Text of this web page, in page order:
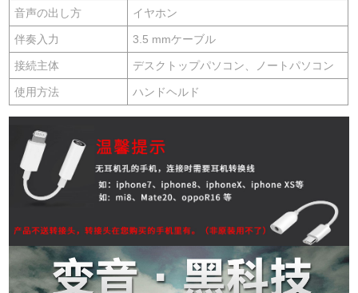
音声の出し方 イヤホン
伴奏入力 3.5 mmケーブル
接続主体 デスクトップパソコン、ノートパソコン
使用方法 ハンドヘルド